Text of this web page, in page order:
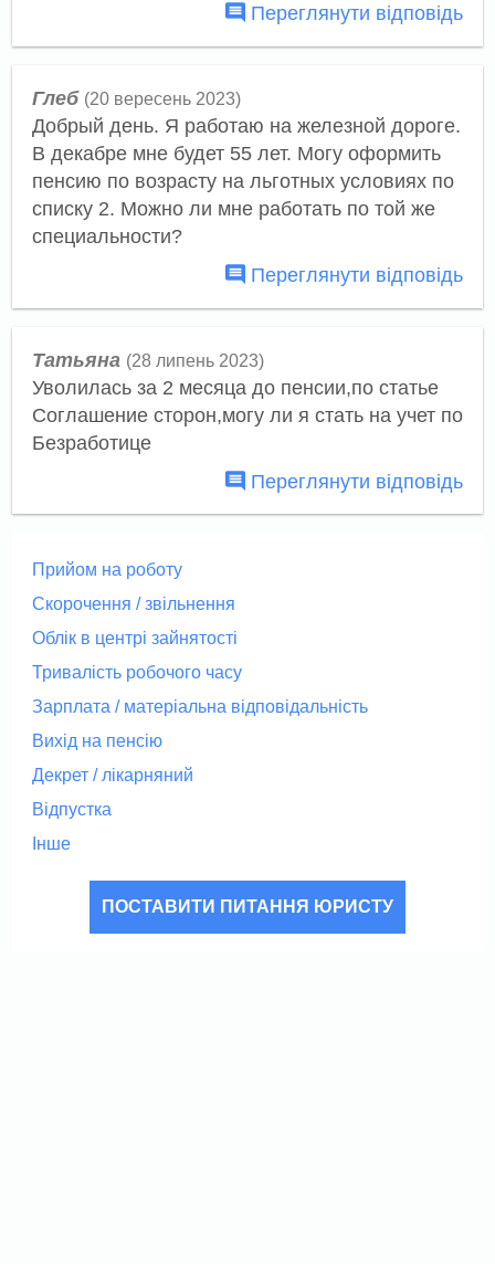
Переглянути відповідь
Глеб (20 вересень 2023)
Добрый день. Я работаю на железной дороге.
В декабре мне будет 55 лет. Могу оформить
пенсию по возрасту на льготных условиях по
списку 2. Можно ли мне работать по той же
специальности?
Переглянути відповідь
Татьяна (28 липень 2023)
Уволилась за 2 месяца до пенсии,по статье
Соглашение сторон,могу ли я стать на учет по
Безработице
Переглянути відповідь
Прийом на роботу
Скорочення / звільнення
Облік в центрі зайнятості
Тривалість робочого часу
Зарплата / матеріальна відповідальність
Вихід на пенсію
Декрет / лікарняний
Відпустка
Інше
ПОСТАВИТИ ПИТАННЯ ЮРИСТУ